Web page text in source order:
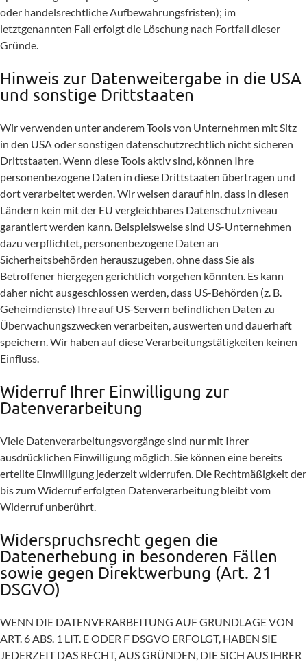
oder handelsrechtliche Aufbewahrungsfristen); im
letztgenannten Fall erfolgt die Löschung nach Fortfall dieser
Gründe.
Hinweis zur Datenweitergabe in die USA
und sonstige Drittstaaten
Wir verwenden unter anderem Tools von Unternehmen mit Sitz
in den USA oder sonstigen datenschutzrechtlich nicht sicheren
Drittstaaten. Wenn diese Tools aktiv sind, können Ihre
personenbezogene Daten in diese Drittstaaten übertragen und
dort verarbeitet werden. Wir weisen darauf hin, dass in diesen
Ländern kein mit der EU vergleichbares Datenschutzniveau
garantiert werden kann. Beispielsweise sind US-Unternehmen
dazu verpflichtet, personenbezogene Daten an
Sicherheitsbehörden herauszugeben, ohne dass Sie als
Betroffener hiergegen gerichtlich vorgehen könnten. Es kann
daher nicht ausgeschlossen werden, dass US-Behörden (z. B.
Geheimdienste) Ihre auf US-Servern befindlichen Daten zu
Überwachungszwecken verarbeiten, auswerten und dauerhaft
speichern. Wir haben auf diese Verarbeitungstätigkeiten keinen
Einfluss.
Widerruf Ihrer Einwilligung zur
Datenverarbeitung
Viele Datenverarbeitungsvorgänge sind nur mit Ihrer
ausdrücklichen Einwilligung möglich. Sie können eine bereits
erteilte Einwilligung jederzeit widerrufen. Die Rechtmäßigkeit der
bis zum Widerruf erfolgten Datenverarbeitung bleibt vom
Widerruf unberührt.
Widerspruchsrecht gegen die
Datenerhebung in besonderen Fällen
sowie gegen Direktwerbung (Art. 21
DSGVO)
WENN DIE DATENVERARBEITUNG AUF GRUNDLAGE VON
ART. 6 ABS. 1 LIT. E ODER F DSGVO ERFOLGT, HABEN SIE
JEDERZEIT DAS RECHT, AUS GRÜNDEN, DIE SICH AUS IHRER